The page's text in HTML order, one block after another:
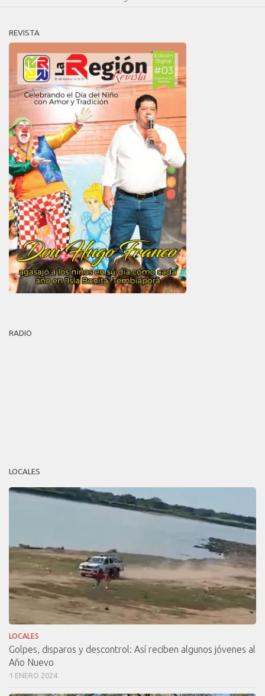
REVISTA
RADIO
LOCALES
LOCALES
Golpes, disparos y descontrol: Así reciben algunos jóvenes al
Año Nuevo
1 ENERO 2024